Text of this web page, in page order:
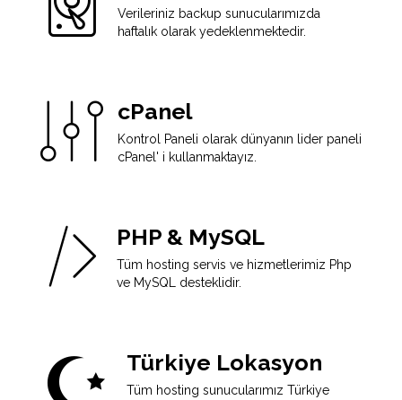
Verileriniz backup sunucularımızda
haftalık olarak yedeklenmektedir.
cPanel
Kontrol Paneli olarak dünyanın lider paneli
cPanel' i kullanmaktayız.
PHP & MySQL
Tüm hosting servis ve hizmetlerimiz Php
ve MySQL desteklidir.
Türkiye Lokasyon
Tüm hosting sunucularımız Türkiye